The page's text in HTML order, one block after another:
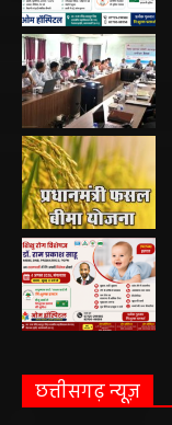
छत्तीसगढ़ न्यूज़